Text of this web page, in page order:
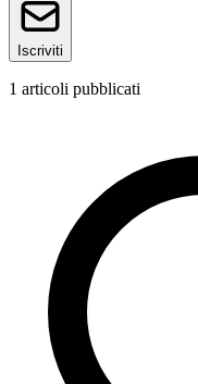
Iscriviti
1 articoli pubblicati